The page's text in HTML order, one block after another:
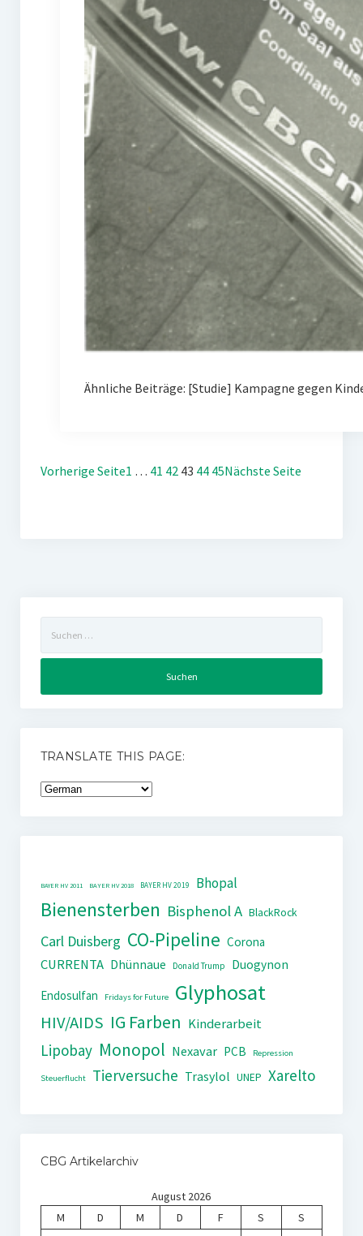
Ähnliche Beiträge: [Studie] Kampagne gegen
Vorherige Seite1 … 41 42 43 44 45Nächste Seite
nach:
TRANSLATE THIS PAGE:
BAYER HV 2011 BAYER HV 2018 BAYER HV 2019 Bhopal
Bienensterben Bisphenol A BlackRock
Carl Duisberg CO-Pipeline Corona
CURRENTA Dhünnaue Donald Trump
Duogynon
Endosulfan
Fridays for Future Glyphosat
HIV/AIDS IG Farben Kinderarbeit
Lipobay Monopol Nexavar PCB Repression
Steuerflucht Tierversuche Trasylol UNEP Xarelto
CBG Artikelarchiv
August 2026
M
D M D F S
S